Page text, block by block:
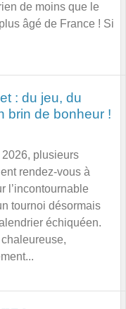
de moins que le
âgé de France ! Si
: du jeu, du
brin de bonheur !
plusieurs
rendez-vous à
l’incontournable
tournoi désormais
échiquéen.